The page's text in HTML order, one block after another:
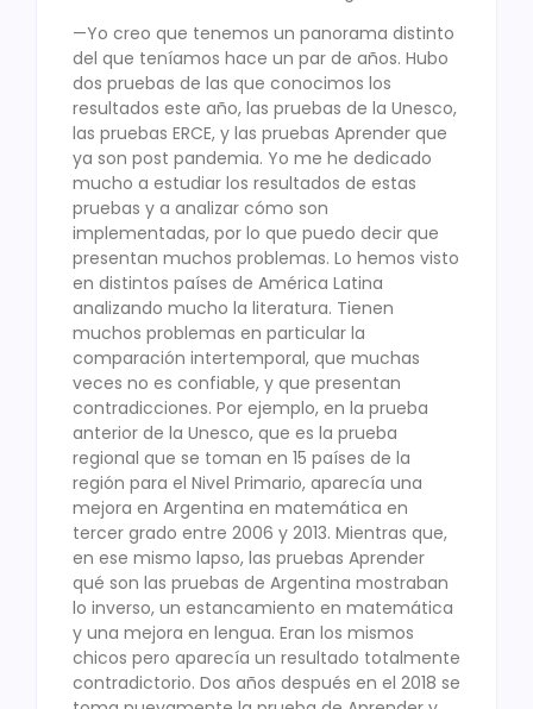
—Yo creo que tenemos un panorama distinto
del que teníamos hace un par de años. Hubo
dos pruebas de las que conocimos los
resultados este año, las pruebas de la Unesco,
las pruebas ERCE, y las pruebas Aprender que
ya son post pandemia. Yo me he dedicado
mucho a estudiar los resultados de estas
pruebas y a analizar cómo son
implementadas, por lo que puedo decir que
presentan muchos problemas. Lo hemos visto
en distintos países de América Latina
analizando mucho la literatura. Tienen
muchos problemas en particular la
comparación intertemporal, que muchas
veces no es confiable, y que presentan
contradicciones. Por ejemplo, en la prueba
anterior de la Unesco, que es la prueba
regional que se toman en 15 países de la
región para el Nivel Primario, aparecía una
mejora en Argentina en matemática en
tercer grado entre 2006 y 2013. Mientras que,
en ese mismo lapso, las pruebas Aprender
qué son las pruebas de Argentina mostraban
lo inverso, un estancamiento en matemática
y una mejora en lengua. Eran los mismos
chicos pero aparecía un resultado totalmente
contradictorio. Dos años después en el 2018 se